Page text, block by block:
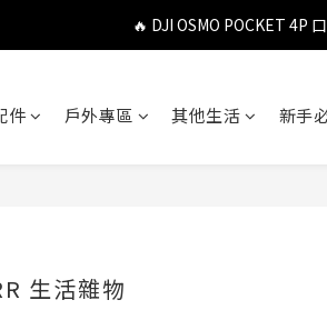
🔥 DJI OSMO POCKET 4P
🔥 DJI OSMO POCKET 4P
🔥 Insta360 GO Ultra Hello Kitty
件 戶外專區 其他生活 新手
生活雜物